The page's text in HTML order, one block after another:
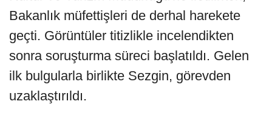
Bakanlık müfettişleri de derhal harekete
geçti. Görüntüler titizlikle incelendikten
sonra soruşturma süreci başlatıldı. Gelen
ilk bulgularla birlikte Sezgin, görevden
uzaklaştırıldı.